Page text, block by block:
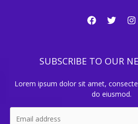
SUBSCRIBE TO OUR
Lorem ipsum dolor sit amet,
do eiusmod.